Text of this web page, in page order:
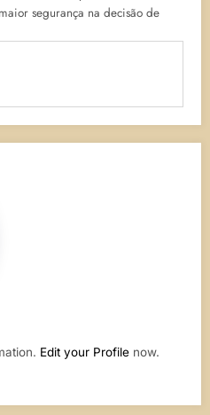
segurança na decisão de
Edit your Profile now.